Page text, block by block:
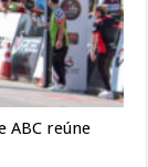
ABC reúne